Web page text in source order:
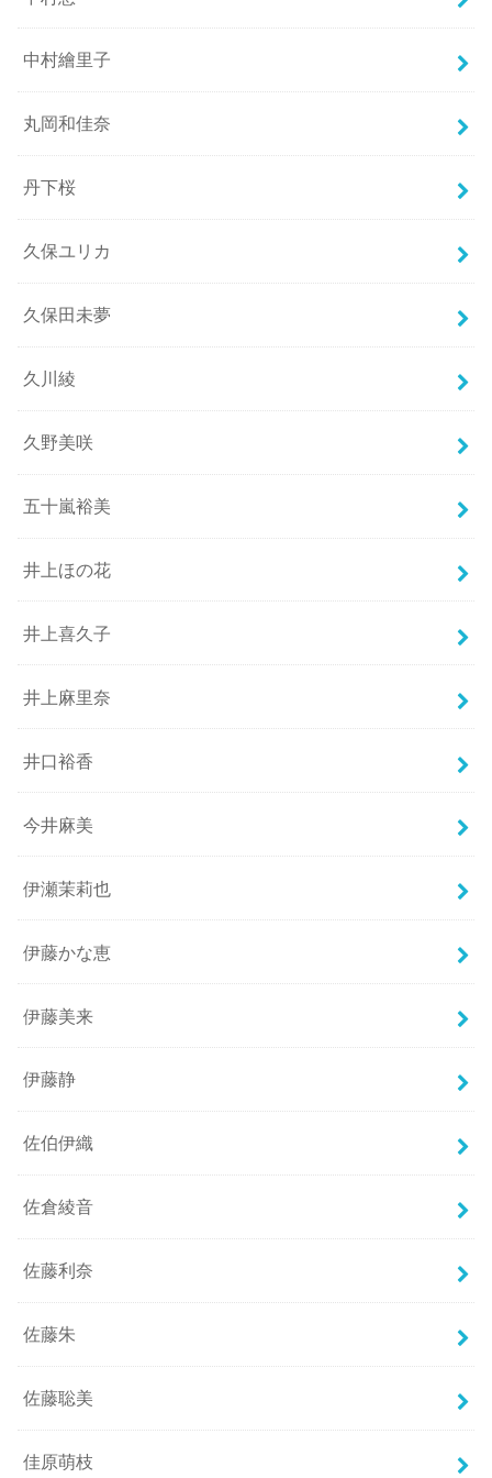
中村繪里子
丸岡和佳奈
丹下桜
久保ユリカ
久保田未夢
久川綾
久野美咲
五十嵐裕美
井上ほの花
井上喜久子
井上麻里奈
井口裕香
今井麻美
伊瀬茉莉也
伊藤かな恵
伊藤美来
伊藤静
佐伯伊織
佐倉綾音
佐藤利奈
佐藤朱
佐藤聡美
佳原萌枝